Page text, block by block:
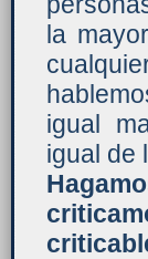
la
igual
igual de